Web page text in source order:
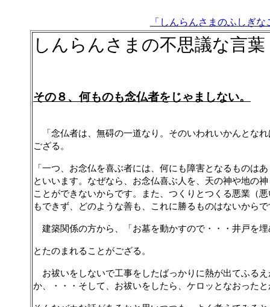
しんらんさまの不思議な言葉
その８、何ものも念仏者をじゃましない。
「念仏者は、無碍の一道なり。そのいわれいかんとな
ござる。
「一つ、お念仏を喜ぶ者には、何にも障害となるものは
といいます。なぜなら、お念仏喜ぶ人を、天の神や地の
ことができないからです。また、つくりとつくる悪業（
もできず、どのような善も、これに勝るものはないから
建築関係の方から、「お墓を動かすので・・・井戸を
とたのまれることがござる。
お祓いをしないで工事をしたばっかりに熱が出てふる
か、・・・そして、お祓いをしたら、ケロッとなおった
「しんらんさまのふしぎな